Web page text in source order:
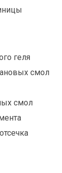
геля
смол
смол